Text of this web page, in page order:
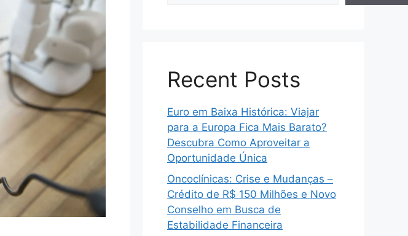
Recent Posts
Euro em Baixa Histórica: Viajar
para a Europa Fica Mais Barato?
Descubra Como Aproveitar a
Oportunidade Única
Oncoclínicas: Crise e Mudanças –
Crédito de R$ 150 Milhões e Novo
Conselho em Busca de
Estabilidade Financeira